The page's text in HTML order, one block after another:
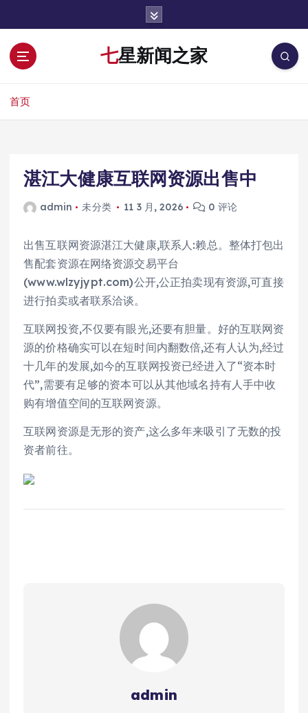
七星新闻之家
首页
湛江大健康互联网资源出售中
admin 未分类 11 3 月, 2026 0 评论
出售互联网资源湛江大健康,联系人:赖总。整体打包出
售配套资源在网络资源交易平台
(www.wlzyjypt.com)公开,公正拍卖现有资源,可直接
进行拍卖或者联系洽谈。
互联网投资,不仅要有眼光,还要有胆量。好的互联网资
源的价格确实可以在短时间内翻数倍,还有人认为,经过
十几年的发展,如今的互联网投资已经进入了“资本时
代”,需要有足够的资本可以从其他域名持有人手中收
购有增值空间的互联网资源。
互联网资源是无形的资产,这么多年来吸引了无数的投
资者前往。
admin